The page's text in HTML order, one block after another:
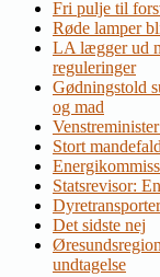
Fri pulje til
Røde lamper
LA lægger ud
reguleringer
Gødningstold
og mad
Stort
Statsrevisor:
Det sidste nej
undtagelse